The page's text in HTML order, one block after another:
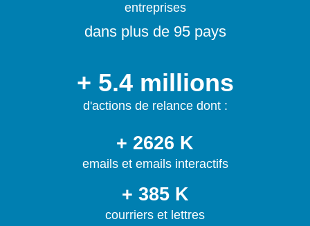
entreprises
dans plus de 95 pays
+ 5.4 millions
d'actions de relance dont :
+ 2626 K
emails et emails interactifs
+ 385 K
courriers et lettres